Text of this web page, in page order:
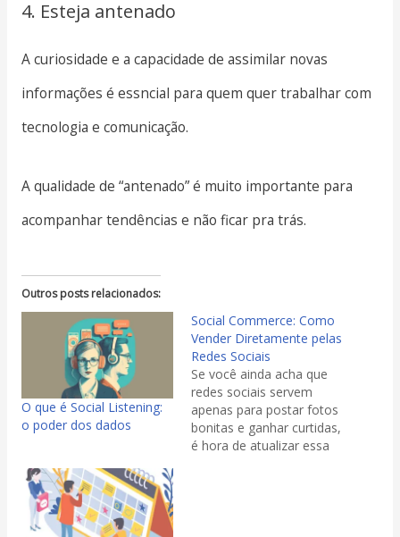
4. Esteja antenado
A curiosidade e a capacidade de assimilar novas
informações é essncial para quem quer trabalhar com
tecnologia e comunicação.
A qualidade de “antenado” é muito importante para
acompanhar tendências e não ficar pra trás.
Outros posts relacionados:
O que é Social Listening:
o poder dos dados
Social Commerce: Como
Vender Diretamente pelas
Redes Sociais
Se você ainda acha que
redes sociais servem
apenas para postar fotos
bonitas e ganhar curtidas,
é hora de atualizar essa